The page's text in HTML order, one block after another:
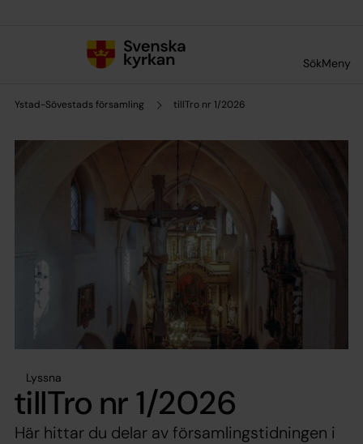
SökMeny
Ystad-Sövestads församling tillTro nr 1/2026
Lyssna
tillTro nr 1/2026
Här hittar du delar av församlingstidningen i